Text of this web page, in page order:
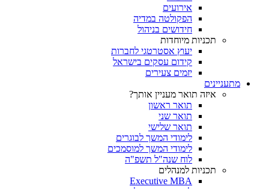
אירועים
הפקולטה במדיה
חידושים בניהול
תכניות מיוחדות
יעוץ אסטרטגי לחברות
קידום עסקים בישראל
יזמים צעירים
מתעניינים
איזה תואר מעניין אותך?
תואר ראשון
תואר שני
תואר שלישי
לימודי המשך לבוגרים
לימודי המשך למוסמכים
לוח שנה"ל תשפ"ה
תכניות למנהלים
Executive MBA